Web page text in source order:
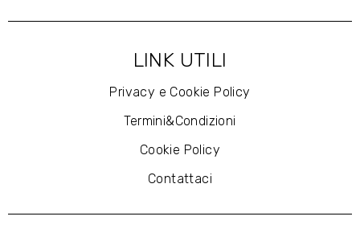
LINK UTILI
Privacy e Cookie Policy
Termini&Condizioni
Cookie Policy
Contattaci